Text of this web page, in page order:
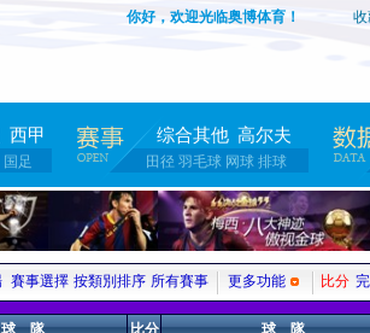
你好，欢迎光临奥博体育！
西甲
国足
综合其他 高尔夫
田径 羽毛球 网球 排球